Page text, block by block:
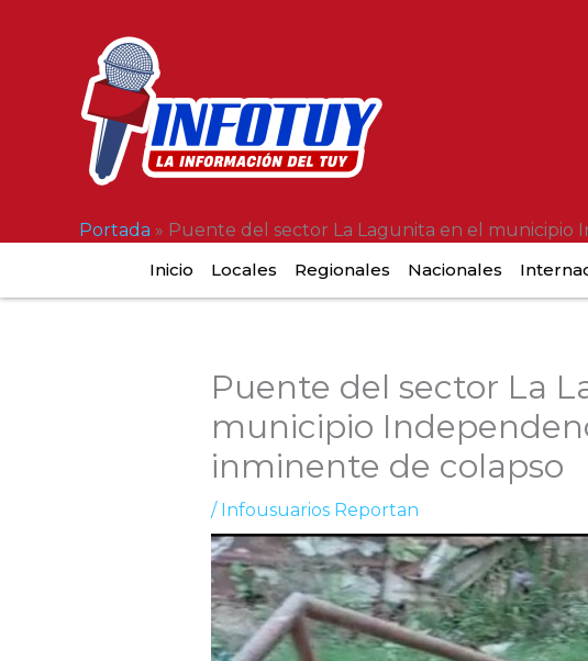
contenido
Portada » Puente del sector La Lagunita en el municipio
Inicio
Locales Regionales Nacionales
Puente del sector La
municipio
inminente de colapso
/ Infousuarios Reportan